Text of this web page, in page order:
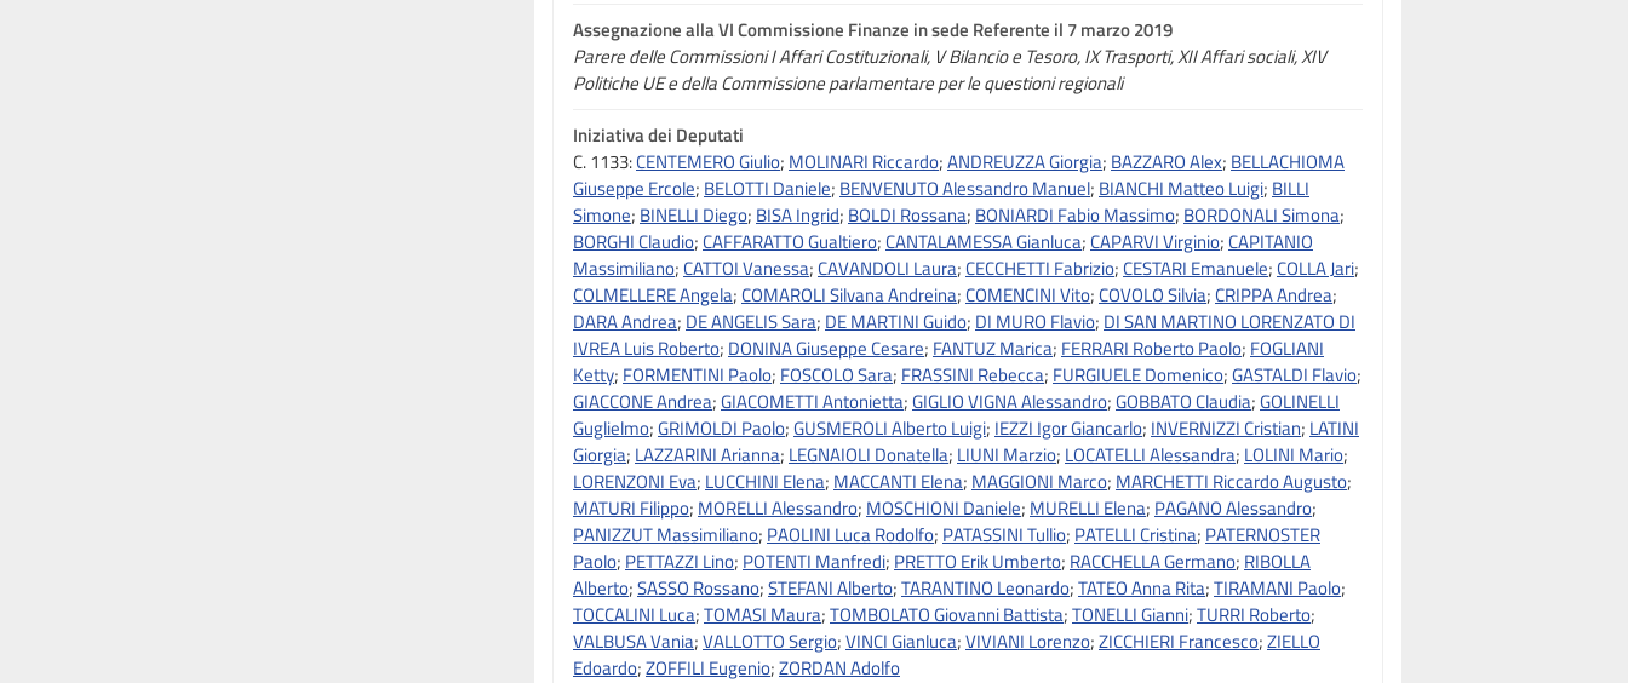
Assegnazionealla VI Commissione Finanze in sede Referente il 7 marzo 2019
Parere delle Commissioni I Affari Costituzionali, V Bilancio e Tesoro, IX Trasporti, XII Affari sociali, XIV
Politiche UE e della Commissione parlamentare per le questioni regionali
Iniziativa dei Deputati
C. 1133:CENTEMERO Giulio; MOLINARI Riccardo;ANDREUZZA Giorgia; BAZZARO Alex; BELLACHIOMA
Giuseppe Ercole; BELOTTI Daniele; BENVENUTO Alessandro Manuel; BIANCHI Matteo Luigi; BILLI
Simone; BINELLI Diego; BISA Ingrid; BOLDI Rossana; BONIARDI Fabio Massimo; BORDONALI Simona;
BORGHI Claudio; CAFFARATTO Gualtiero; CANTALAMESSA Gianluca; CAPARVI Virginio; CAPITANIO
Massimiliano; CATTOI Vanessa; CAVANDOLI Laura; CECCHETTI Fabrizio; CESTARI Emanuele; COLLA Jari;
COLMELLERE Angela; COMAROLI Silvana Andreina; COMENCINI Vito; COVOLO Silvia; CRIPPA Andrea;
DARA Andrea; DE ANGELIS Sara; DE MARTINI Guido; DI MURO Flavio; DI SAN MARTINO LORENZATO DI
IVREA Luis Roberto; DONINA Giuseppe Cesare; FANTUZ Marica; FERRARI Roberto Paolo; FOGLIANI
Ketty; FORMENTINI Paolo; FOSCOLO Sara; FRASSINI Rebecca; FURGIUELE Domenico;GASTALDI Flavio;
GIACCONE Andrea;GIACOMETTI Antonietta;GIGLIO VIGNA Alessandro;GOBBATO Claudia;GOLINELLI
Guglielmo;GRIMOLDI Paolo;GUSMEROLI Alberto Luigi; IEZZI Igor Giancarlo; INVERNIZZI Cristian; LATINI
Giorgia; LAZZARINI Arianna; LEGNAIOLI Donatella; LIUNI Marzio; LOCATELLI Alessandra; LOLINI Mario;
LORENZONI Eva; LUCCHINI Elena; MACCANTI Elena; MAGGIONI Marco; MARCHETTI Riccardo Augusto;
MATURI Filippo; MORELLI Alessandro; MOSCHIONI Daniele; MURELLI Elena; PAGANO Alessandro;
PANIZZUT Massimiliano; PAOLINI Luca Rodolfo; PATASSINI Tullio; PATELLI Cristina; PATERNOSTER
Paolo; PETTAZZI Lino; POTENTI Manfredi; PRETTO Erik Umberto; RACCHELLA Germano; RIBOLLA
Alberto;SASSO Rossano;STEFANI Alberto;TARANTINO Leonardo;TATEO Anna Rita;TIRAMANI Paolo;
TOCCALINI Luca;TOMASI Maura;TOMBOLATO Giovanni Battista;TONELLI Gianni;TURRI Roberto;
VALBUSA Vania;VALLOTTO Sergio;VINCI Gianluca;VIVIANI Lorenzo;ZICCHIERI Francesco;ZIELLO
Edoardo;ZOFFILI Eugenio;ZORDAN Adolfo